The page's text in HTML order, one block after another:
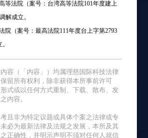
等法院（案号：台湾高等法院101年度建上
解成立。
院（案号：最高法院111年度台上字第2793
容（「内容」）均属理慈国际科技法律
留所有权利，除非获得本所事前许可
式或以任何方式重制、下载、散布、发
内容。
且非为特定议题或具体个案之法律或专
必为最新法律及法规之发展，本所及其
正确性，并明示声明不须对任何人就信